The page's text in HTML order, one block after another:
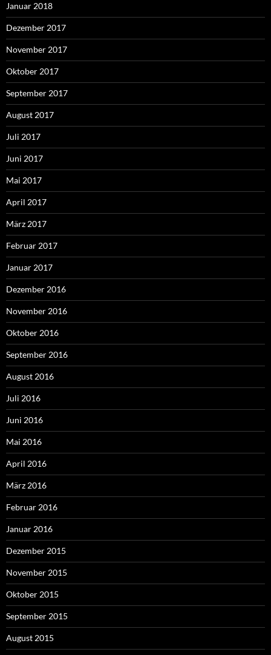
Januar 2018
Dezember 2017
November 2017
Oktober 2017
September 2017
August 2017
Juli 2017
Juni 2017
Mai 2017
April 2017
März 2017
Februar 2017
Januar 2017
Dezember 2016
November 2016
Oktober 2016
September 2016
August 2016
Juli 2016
Juni 2016
Mai 2016
April 2016
März 2016
Februar 2016
Januar 2016
Dezember 2015
November 2015
Oktober 2015
September 2015
August 2015